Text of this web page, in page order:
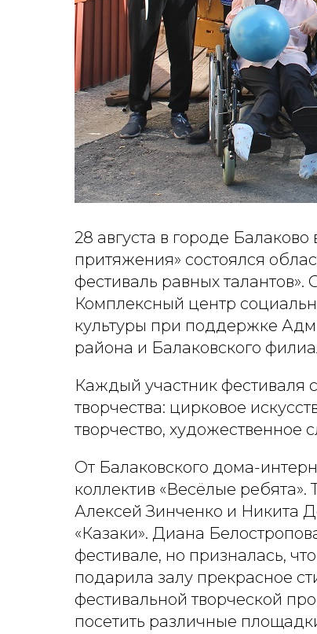
28 августа в городе Балаково
притяжения» состоялся
фестиваль равных
Комплексный центр
культуры при поддержке
района и Балаковского
Каждый участник фестиваля
творчества: цирковое
творчество, художественное
От Балаковского дома-
коллектив «Весёлые
Алексей Зинченко и Никита
«Казаки». Диана
фестивале, но призналась,
подарила залу прекрасное
фестивальной творческой
посетить различные